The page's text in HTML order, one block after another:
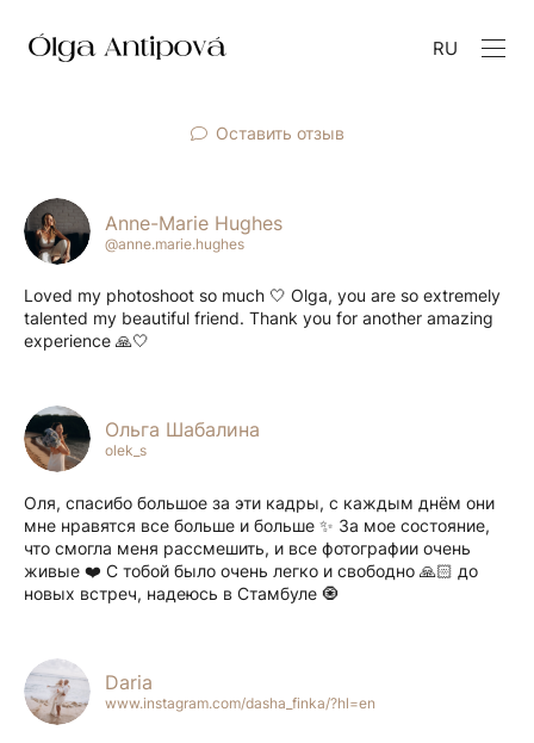
RU
Оставить отзыв
Anne-Marie Hughes
@anne.marie.hughes
Loved my photoshoot so much 🤍 Olga, you are so extremely
talented my beautiful friend. Thank you for another amazing
experience 🙏🤍
Ольга Шабалина
olek_s
Оля, спасибо большое за эти кадры, с каждым днём они
мне нравятся все больше и больше ✨ За мое состояние,
что смогла меня рассмешить, и все фотографии очень
живые ❤️ С тобой было очень легко и свободно 🙏🏻 до
новых встреч, надеюсь в Стамбуле 🧿
Daria
www.instagram.com/dasha_finka/?hl=en